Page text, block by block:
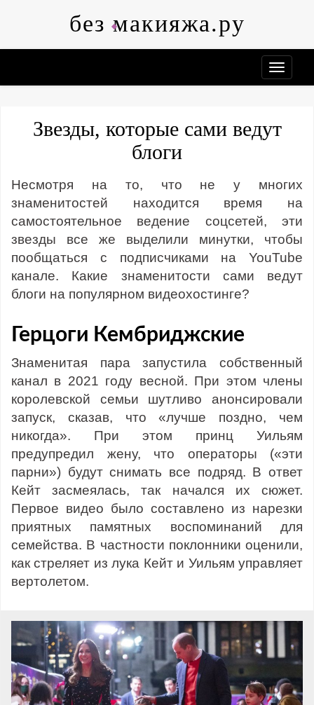
без макияжа.ру
Звезды, которые сами ведут
блоги
Несмотря на то, что не у многих
знаменитостей находится время на
самостоятельное ведение соцсетей, эти
звезды все же выделили минутки, чтобы
пообщаться с подписчиками на YouTube
канале. Какие знаменитости сами ведут
блоги на популярном видеохостинге?
Герцоги Кембриджские
Знаменитая пара запустила собственный
канал в 2021 году весной. При этом члены
королевской семьи шутливо анонсировали
запуск, сказав, что «лучше поздно, чем
никогда». При этом принц Уильям
предупредил жену, что операторы («эти
парни») будут снимать все подряд. В ответ
Кейт засмеялась, так начался их сюжет.
Первое видео было составлено из нарезки
приятных памятных воспоминаний для
семейства. В частности поклонники оценили,
как стреляет из лука Кейт и Уильям управляет
вертолетом.